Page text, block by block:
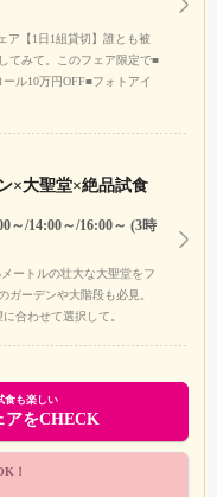
ア【1日1組貸切】誰とも被
てみて。このフェア限定で■
ル10万円OFF■フォトアイ
×大聖堂×絶品試食
～/14:00～/16:00～ (3時
ートルの壮大な大聖堂をフ
ガーデンや大階段も必見。
合わせて選択して。
食も楽しい
アをCHECK
！